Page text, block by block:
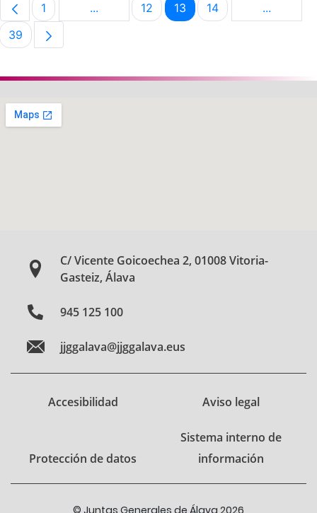
Página
1 ...Páginas intermedias Use TAB para
Página
12 Página
13 Página
14 ...Páginas
Página
39
C/ Vicente Goicoechea 2, 01008 Vitoria-
Gasteiz, Álava
945 125 100
jjggalava@jjggalava.eus
Accesibilidad Aviso legal
Protección de datos
Sistema interno de
información